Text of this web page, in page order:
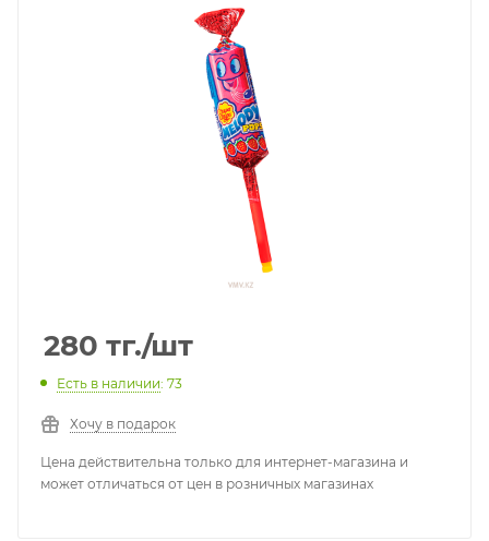
280 тг./шт
Есть в наличии: 73
Хочу в подарок
Цена действительна только для интернет-магазина и
может отличаться от цен в розничных магазинах